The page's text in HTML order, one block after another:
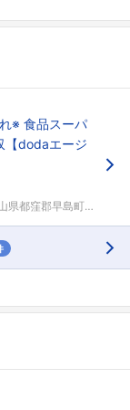
※ 食品スーパ
【dodaエージ
郡早島町早島３２...